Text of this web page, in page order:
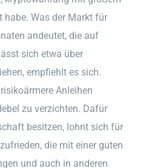
Was der Markt für
andeutet, die auf
sich etwa über
empfiehlt es sich.
Anleihen
zu verzichten. Dafür
besitzen, lohnt sich für
die mit einer guten
und auch in anderen